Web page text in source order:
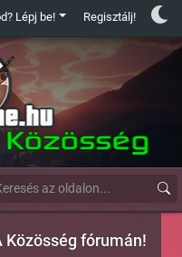
Lépj be! Regisztálj!
Közösség fórumán!